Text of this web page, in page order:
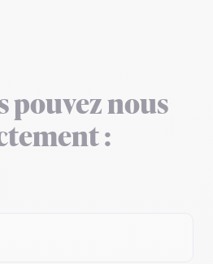
pouvez nous
: